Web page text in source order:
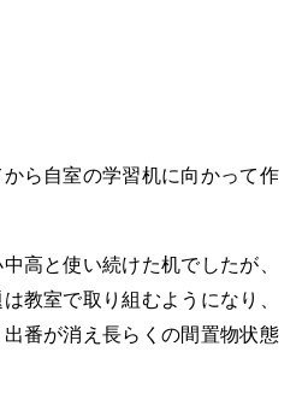
ら自室の学習机に向かって作
高と使い続けた机でしたが、
教室で取り組むようになり、
番が消え長らくの間置物状態